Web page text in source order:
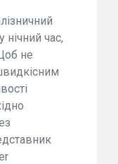
нічний час,
не